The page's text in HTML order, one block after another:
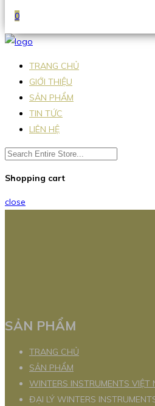
0
TRANG CHỦ
GIỚI THIỆU
SẢN PHẨM
TIN TỨC
LIÊN HỆ
Shopping cart
close
SẢN PHẨM
TRANG CHỦ
SẢN PHẨM
WINTERS INSTRUMENTS VIỆT
ĐẠI LÝ WINTERS